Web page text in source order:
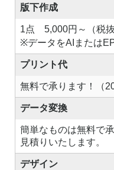
版下作成
1点 5,000円～（税抜
※データをAIまたは
プリント代
無料で承ります！（
データ変換
簡単なものは無料で
見積りいたします。
デザイン